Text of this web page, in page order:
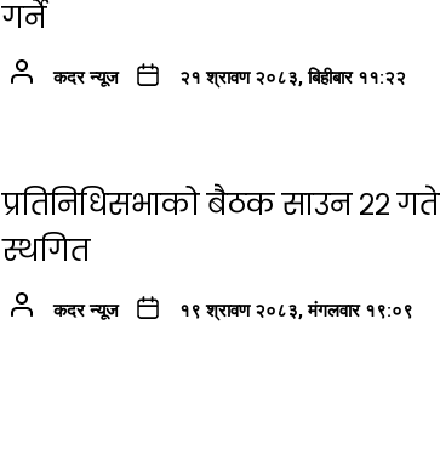
गर्ने
कदर न्यूज २१ श्रावण २०८३, बिहीबार ११:२२
प्रतिनिधिसभाको बैठक साउन २२
स्थगित
कदर न्यूज १९ श्रावण २०८३, मंगलवार १९:०९